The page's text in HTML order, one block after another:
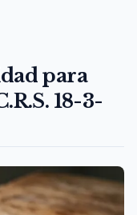
para
18-3-